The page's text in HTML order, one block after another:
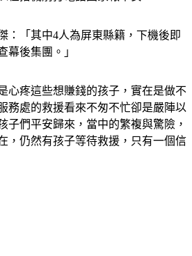
：「其中4人為屏東縣籍，下機後即
幕後集團。」
心疼這些想賺錢的孩子，實在是做不
務處的救援看來不匆不忙卻是嚴陣以
子們平安歸來，當中的繁複與驚險，
，仍然有孩子等待救援，只有一個信